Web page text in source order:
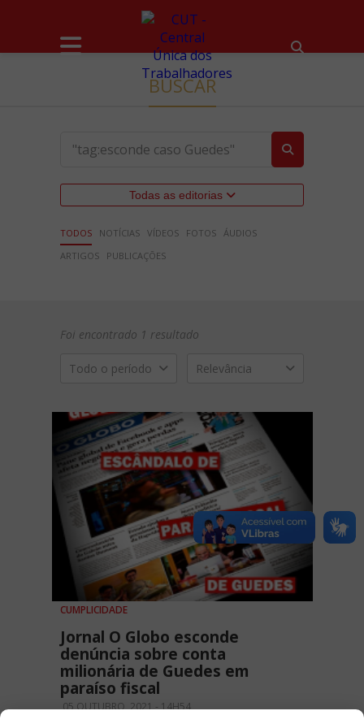
BUSCAR
Todas as editorias
TODOS NOTÍCIAS VÍDEOS FOTOS ÁUDIOS
ARTIGOS
PUBLICAÇÕES
Foi encontrado 1 resultado
Todo o período Relevância
CUMPLICIDADE
Jornal O Globo esconde
denúncia sobre conta
milionária de Guedes em
paraíso fiscal
05 OUTUBRO, 2021 - 14H54